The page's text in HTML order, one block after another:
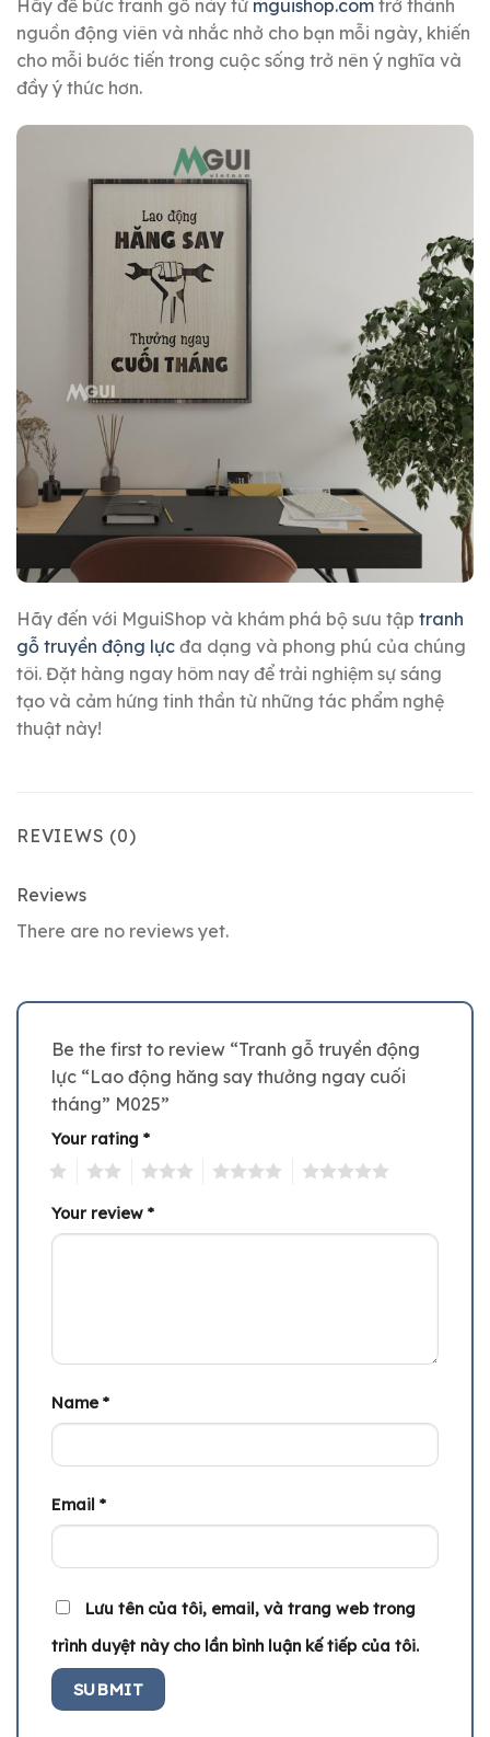
Hãy để bức tranh gỗ này từ mguishop.com trở thành
nguồn động viên và nhắc nhở cho bạn mỗi ngày, khiến
cho mỗi bước tiến trong cuộc sống trở nên ý nghĩa và
đầy ý thức hơn.
Hãy đến với MguiShop và khám phá bộ sưu tập tranh
gỗ truyền động lực đa dạng và phong phú của chúng
tôi. Đặt hàng ngay hôm nay để trải nghiệm sự sáng
tạo và cảm hứng tinh thần từ những tác phẩm nghệ
thuật này!
REVIEWS (0)
Reviews
There are no reviews yet.
Be the first to review “Tranh gỗ truyền động
lực “Lao động hăng say thưởng ngay cuối
tháng” M025”
Your rating *
Your review *
Name *
Email *
Lưu tên của tôi, email, và trang web trong
trình duyệt này cho lần bình luận kế tiếp của tôi.